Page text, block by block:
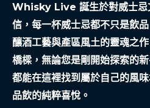
何
撐
起
一
個
家
Whisky Live 誕生於對威士忌
信，每一杯威士忌都不只是飲
釀酒工藝與產區風土的靈魂之
橋樑，無論您是剛開始探索的
都能在這裡找到屬於自己的風
品飲的純粹喜悅。